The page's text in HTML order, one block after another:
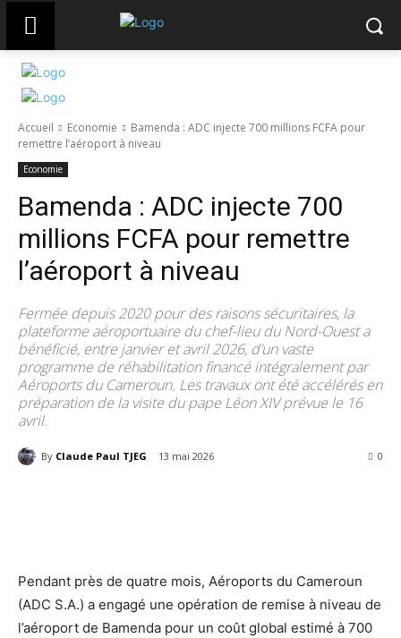
Accueil Economie
Bamenda : ADC injecte 700 millions FCFA pour
remettre l’aéroport à niveau
Economie
Bamenda : ADC injecte 700
millions FCFA pour remettre
l’aéroport à niveau
Fermée depuis 2020 pour des raisons sécuritaires, la
plateforme aéroportuaire du chef-lieu du Nord-Ouest a
bénéficié, entre janvier et avril 2026, d’un vaste
programme de réhabilitation financé intégralement par
Aéroports du Cameroun. Les travaux ont été accélérés en
préparation de la visite du pape Léon XIV prévue le 16
avril.
By Claude Paul TJEG 13 mai 2026 0
Pendant près de quatre mois, Aéroports du Cameroun
(ADC S.A.) a engagé une opération de remise à niveau de
l’aéroport de Bamenda pour un coût global estimé à 700